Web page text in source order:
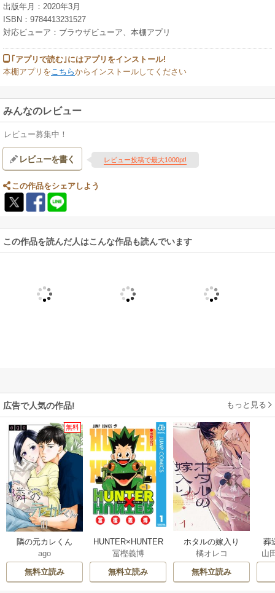
出版年月：2020年3月
ISBN：9784413231527
対応ビューア：ブラウザビューア、本棚アプリ
｢アプリで読む｣にはアプリをインストール!
本棚アプリを こちらからインストールしてください
みんなのレビュー
レビュー募集中！
レビューを書く レビュー投稿で最大1000pt!
この作品をシェアしよう
この作品を読んだ人はこんな作品も読んでいます
広告で人気の作品! もっと見る
無料
隣の元カレくん
ago
無料立読み
HUNTER×HUNTER
モノクロ版
冨樫義博
無料立読み
ホタルの嫁入り
橘オレコ
無料立読み
葬
山